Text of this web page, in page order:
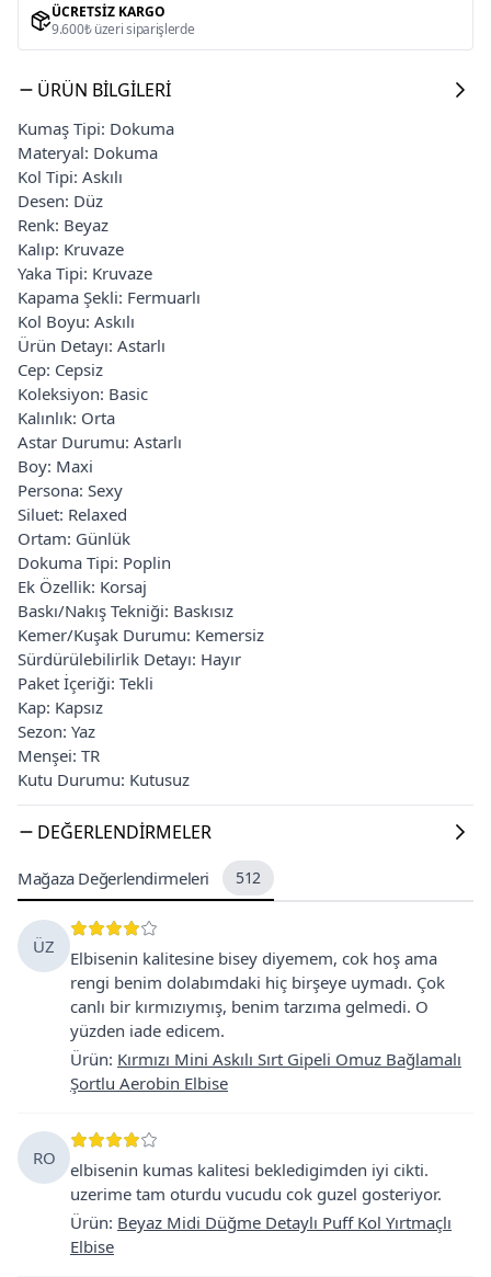
ÜCRETSIZ KARGO
9.600₺ üzeri siparişlerde
ÜRÜN BILGILERI
Kumaş Tipi: Dokuma
Materyal: Dokuma
Kol Tipi: Askılı
Desen: Düz
Renk: Beyaz
Kalıp: Kruvaze
Yaka Tipi: Kruvaze
Kapama Şekli: Fermuarlı
Kol Boyu: Askılı
Ürün Detayı: Astarlı
Cep: Cepsiz
Koleksiyon: Basic
Kalınlık: Orta
Astar Durumu: Astarlı
Boy: Maxi
Persona: Sexy
Siluet: Relaxed
Ortam: Günlük
Dokuma Tipi: Poplin
Ek Özellik: Korsaj
Baskı/Nakış Tekniği: Baskısız
Kemer/Kuşak Durumu: Kemersiz
Sürdürülebilirlik Detayı: Hayır
Paket İçeriği: Tekli
Kap: Kapsız
Sezon: Yaz
Menşei: TR
Kutu Durumu: Kutusuz
DEĞERLENDIRMELER
Mağaza Değerlendirmeleri 512
ÜZ
Elbisenin kalitesine bisey diyemem, cok hoş ama
rengi benim dolabımdaki hiç birşeye uymadı. Çok
canlı bir kırmızıymış, benim tarzıma gelmedi. O
yüzden iade edicem.
Ürün: Kırmızı Mini Askılı Sırt Gipeli Omuz Bağlamalı
Şortlu Aerobin Elbise
RO
elbisenin kumas kalitesi bekledigimden iyi cikti.
uzerime tam oturdu vucudu cok guzel gosteriyor.
Ürün: Beyaz Midi Düğme Detaylı Puff Kol Yırtmaçlı
Elbise